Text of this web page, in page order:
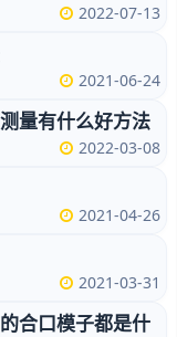
2022-07-13
2021-06-24
量有什么好方法
2022-03-08
2021-04-26
2021-03-31
合口模子都是什